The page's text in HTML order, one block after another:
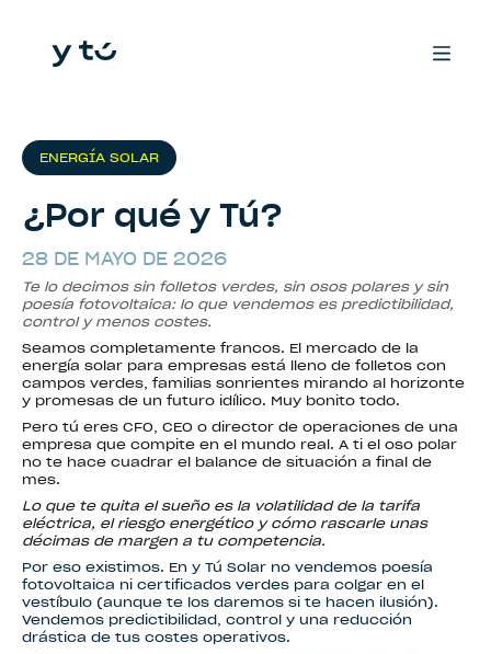
ENERGÍA SOLAR
¿Por qué y Tú?
28 DE MAYO DE 2026
Te lo decimos sin folletos verdes, sin osos polares y sin
poesía fotovoltaica: lo que vendemos es predictibilidad,
control y menos costes.
Seamos completamente francos. El mercado de la
energía solar para empresas está lleno de folletos con
campos verdes, familias sonrientes mirando al horizonte
y promesas de un futuro idílico. Muy bonito todo.
Pero tú eres CFO, CEO o director de operaciones de una
empresa que compite en el mundo real. A ti el oso polar
no te hace cuadrar el balance de situación a final de
mes.
Lo que te quita el sueño es la volatilidad de la tarifa
eléctrica, el riesgo energético y cómo rascarle unas
décimas de margen a tu competencia.
Por eso existimos. En y Tú Solar no vendemos poesía
fotovoltaica ni certificados verdes para colgar en el
vestíbulo (aunque te los daremos si te hacen ilusión).
Vendemos predictibilidad, control y una reducción
drástica de tus costes operativos.